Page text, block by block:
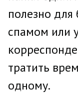
полезно для
спамом или
тратить
одному.